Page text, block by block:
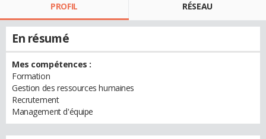
PROFIL RÉSEAU
En résumé
Mes compétences :
Formation
Gestion des ressources humaines
Recrutement
Management d'équipe